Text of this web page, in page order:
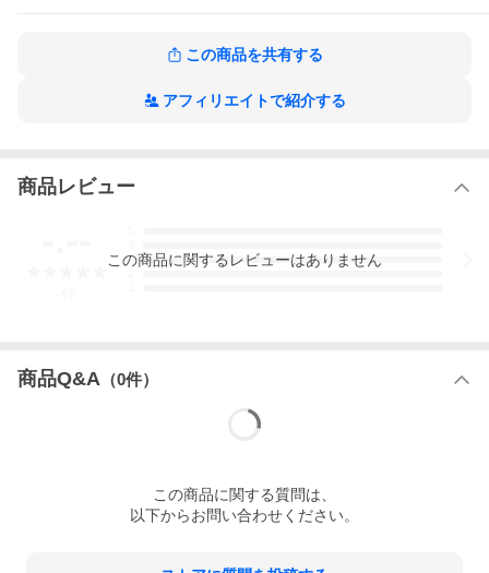
この商品を共有する
アフィリエイトで紹介する
商品レビュー
3
この商品に関するレビューはありません
商品Q&A （0件）
この商品に関する質問は、
以下からお問い合わせください。